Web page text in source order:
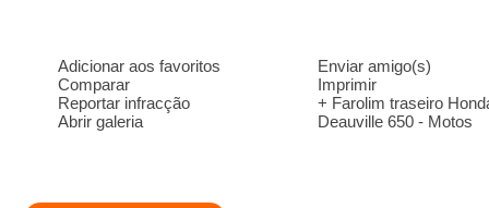
Adicionar aos favoritos
Comparar
Reportar infracção
Abrir galeria
Enviar amigo(s)
Imprimir
+ Farolim traseiro
Deauville 650 - Motos